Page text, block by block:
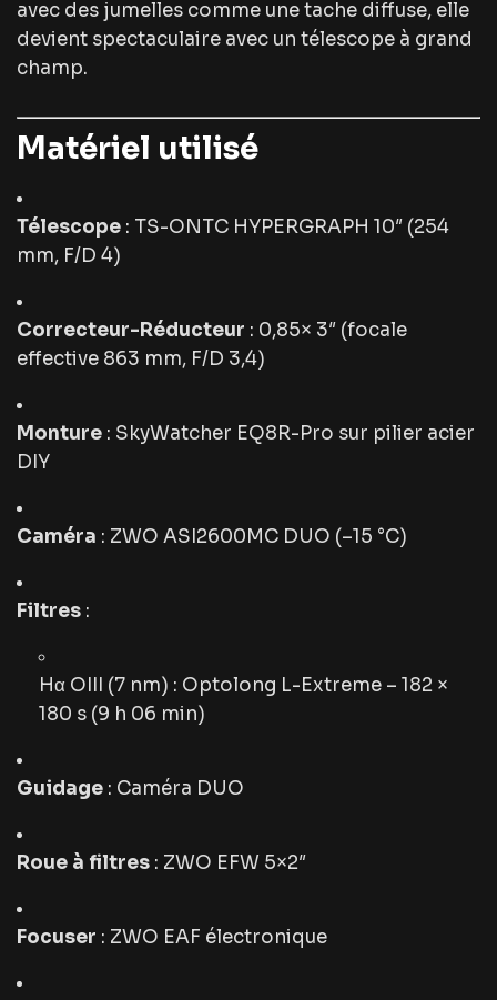
avec des jumelles comme une tache diffuse, elle
devient spectaculaire avec un télescope à grand
champ.
Matériel utilisé
Télescope : TS-ONTC HYPERGRAPH 10″ (254
mm, F/D 4)
Correcteur-Réducteur : 0,85× 3″ (focale
effective 863 mm, F/D 3,4)
Monture : SkyWatcher EQ8R-Pro sur pilier acier
DIY
Caméra : ZWO ASI2600MC DUO (–15 °C)
Filtres :
Hα OIII (7 nm) : Optolong L-Extreme – 182 ×
180 s (9 h 06 min)
Guidage : Caméra DUO
Roue à filtres : ZWO EFW 5×2″
Focuser : ZWO EAF électronique